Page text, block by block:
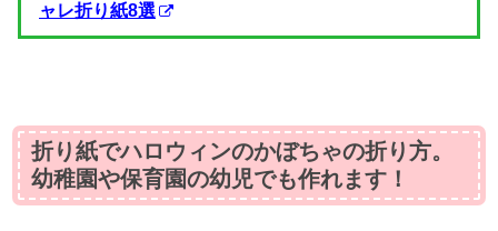
ャレ折り紙8選
折り紙でハロウィンのかぼちゃの折り方。
幼稚園や保育園の幼児でも作れます！